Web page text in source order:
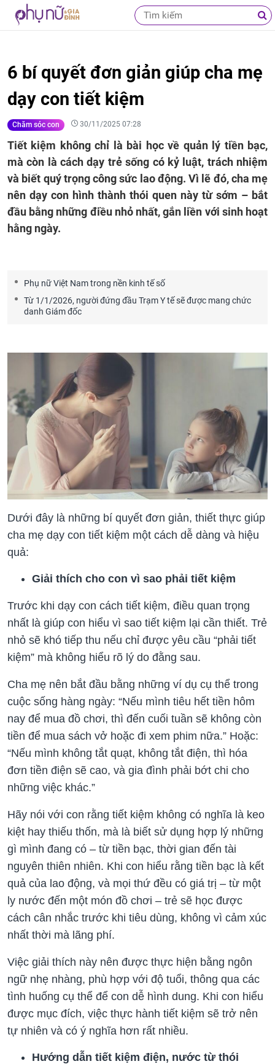
6 bí quyết đơn giản giúp cha mẹ
dạy con tiết kiệm
Chăm sóc con 30/11/2025 07:28
Tiết kiệm không chỉ là bài học về quản lý tiền bạc,
mà còn là cách dạy trẻ sống có kỷ luật, trách nhiệm
và biết quý trọng công sức lao động. Vì lẽ đó, cha mẹ
nên dạy con hình thành thói quen này từ sớm – bắt
đầu bằng những điều nhỏ nhất, gắn liền với sinh hoạt
hằng ngày.
Phụ nữ Việt Nam trong nền kinh tế số
Từ 1/1/2026, người đứng đầu Trạm Y tế sẽ được mang chức
danh Giám đốc
Dưới đây là những bí quyết đơn giản, thiết thực giúp
cha mẹ dạy con tiết kiệm một cách dễ dàng và hiệu
quả:
Giải thích cho con vì sao phải tiết kiệm
Trước khi dạy con cách tiết kiệm, điều quan trọng
nhất là giúp con hiểu vì sao tiết kiệm lại cần thiết. Trẻ
nhỏ sẽ khó tiếp thu nếu chỉ được yêu cầu “phải tiết
kiệm” mà không hiểu rõ lý do đằng sau.
Cha mẹ nên bắt đầu bằng những ví dụ cụ thể trong
cuộc sống hàng ngày: “Nếu mình tiêu hết tiền hôm
nay để mua đồ chơi, thì đến cuối tuần sẽ không còn
tiền để mua sách vở hoặc đi xem phim nữa.” Hoặc:
“Nếu mình không tắt quạt, không tắt điện, thì hóa
đơn tiền điện sẽ cao, và gia đình phải bớt chi cho
những việc khác.”
Hãy nói với con rằng tiết kiệm không có nghĩa là keo
kiệt hay thiếu thốn, mà là biết sử dụng hợp lý những
gì mình đang có – từ tiền bạc, thời gian đến tài
nguyên thiên nhiên. Khi con hiểu rằng tiền bạc là kết
quả của lao động, và mọi thứ đều có giá trị – từ một
ly nước đến một món đồ chơi – trẻ sẽ học được
cách cân nhắc trước khi tiêu dùng, không vì cảm xúc
nhất thời mà lãng phí.
Việc giải thích này nên được thực hiện bằng ngôn
ngữ nhẹ nhàng, phù hợp với độ tuổi, thông qua các
tình huống cụ thể để con dễ hình dung. Khi con hiểu
được mục đích, việc thực hành tiết kiệm sẽ trở nên
tự nhiên và có ý nghĩa hơn rất nhiều.
Hướng dẫn tiết kiệm điện, nước từ thói